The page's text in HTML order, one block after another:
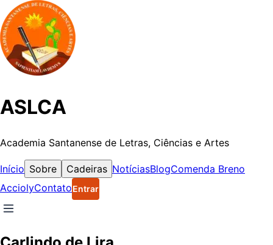
ASLCA
Academia Santanense de Letras, Ciências e Artes
Início Sobre Cadeiras NotíciasBlogComenda Breno
AcciolyContatoEntrar